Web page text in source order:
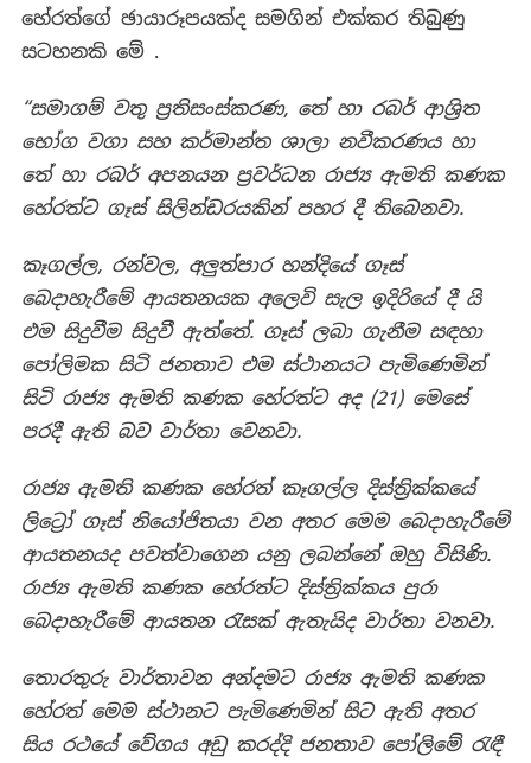
හේරත්ගේ ඡායාරූපයක්ද සමගින් එක්කර තිබුණු
සටහනකි මේ .
“සමාගම් වතු ප්‍රතිසංස්කරණ, තේ හා රබර් ආශ්‍රිත
භෝග වගා සහ කර්මාන්ත ශාලා නවීකරණය හා
තේ හා රබර් අපනයන ප්‍රවර්ධන රාජ්‍ය ඇමති කණක
හේරත්ට ගෑස් සිලින්ඩරයකින් පහර දී තිබෙනවා.
කෑගල්ල, රන්වල, අලුත්පාර හන්දියේ ගෑස්
බෙදාහැරීමේ ආයතනයක අලෙවි සැල ඉදිරියේ දී යි
එම සිදුවීම සිදුවී ඇත්තේ. ගෑස් ලබා ගැනීම සඳහා
පෝලිමක සිටි ජනතාව එම ස්ථානයට පැමිණෙමින්
සිටි රාජ්‍ය ඇමති කණක හේරත්ට අද (21) මෙසේ
පරදී ඇති බව වාර්තා වෙනවා.
රාජ්‍ය ඇමති කණක හේරත් කෑගල්ල දිස්ත්‍රික්කයේ
ලිට්‍රෝ ගෑස් නියෝජිතයා වන අතර මෙම බෙදාහැරීමේ
ආයතනයද පවත්වාගෙන යනු ලබන්නේ ඔහු විසිණි.
රාජ්‍ය ඇමති කණක හේරත්ට දිස්ත්‍රික්කය පුරා
බෙදාහැරීමේ ආයතන රැසක් ඇතැයිද වාර්තා වනවා.
තොරතුරු වාර්තාවන අන්දමට රාජ්‍ය ඇමති කණක
හේරත් මෙම ස්ථානට පැමිණෙමින් සිට ඇති අතර
සිය රථයේ වේගය අඩු කරද්දි ජනතාව පෝලිමේ රැඳී